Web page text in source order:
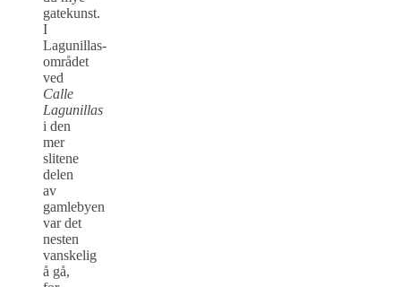
gatekunst.
I
Lagunillas-
området
ved
Calle
Lagunillas
i den
mer
slitene
delen
av
gamlebyen
var det
nesten
vanskelig
å gå,